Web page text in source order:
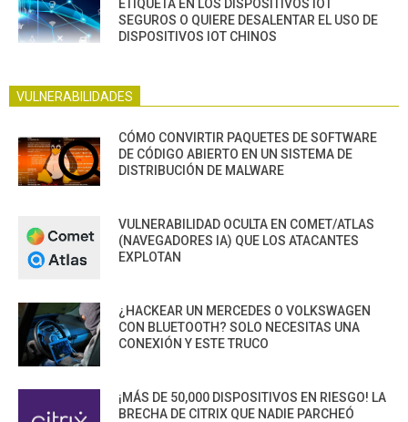
ETIQUETA EN LOS DISPOSITIVOS IOT
SEGUROS O QUIERE DESALENTAR EL USO DE
DISPOSITIVOS IOT CHINOS
VULNERABILIDADES
CÓMO CONVIRTIR PAQUETES DE SOFTWARE
DE CÓDIGO ABIERTO EN UN SISTEMA DE
DISTRIBUCIÓN DE MALWARE
VULNERABILIDAD OCULTA EN COMET/ATLAS
(NAVEGADORES IA) QUE LOS ATACANTES
EXPLOTAN
¿HACKEAR UN MERCEDES O VOLKSWAGEN
CON BLUETOOTH? SOLO NECESITAS UNA
CONEXIÓN Y ESTE TRUCO
¡MÁS DE 50,000 DISPOSITIVOS EN RIESGO! LA
BRECHA DE CITRIX QUE NADIE PARCHEÓ